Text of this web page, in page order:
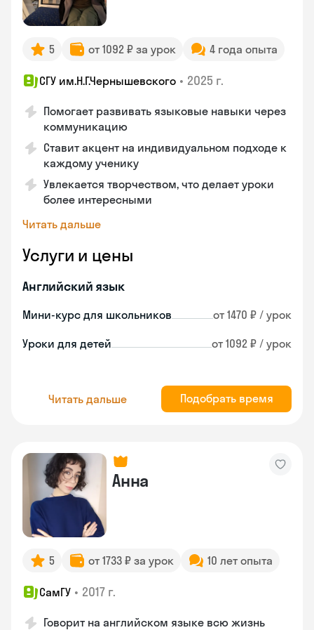
5 от 1092 ₽ за урок 4 года опыта
СГУ им.Н.Г.Чернышевского • 2025 г.
Помогает развивать языковые навыки через
коммуникацию
Ставит акцент на индивидуальном подходе к
каждому ученику
Увлекается творчеством, что делает уроки
более интересными
Читать дальше
Услуги и цены
Английский язык
Мини-курс для школьников от 1470 ₽ / урок
Уроки для детей от 1092 ₽ / урок
Читать дальше Подобрать время
Анна
5 от 1733 ₽ за урок 10 лет опыта
СамГУ • 2017 г.
Говорит на английском языке всю жизнь